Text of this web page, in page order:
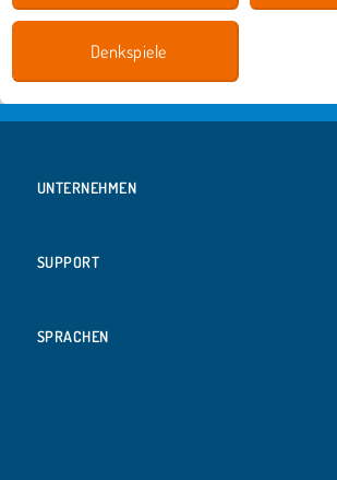
Denkspiele
UNTERNEHMEN
SUPPORT
SPRACHEN